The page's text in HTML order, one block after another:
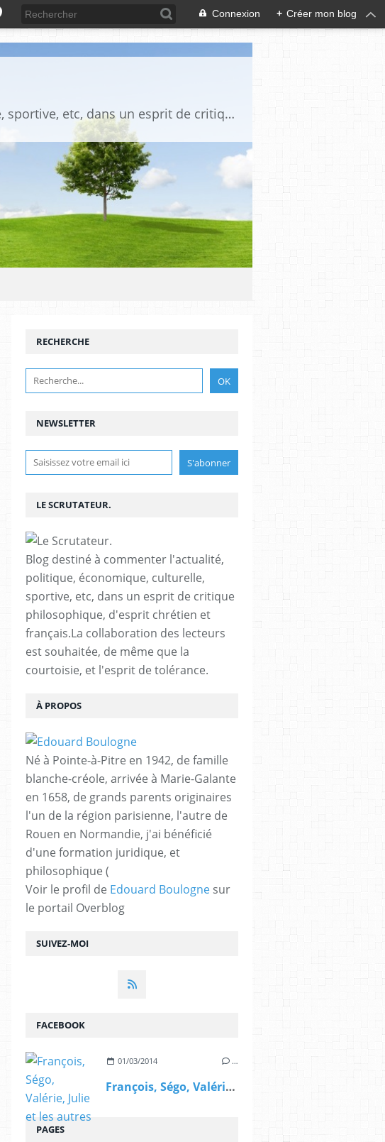
Connexion + Créer mon blog
Blog destiné à commenter l'actualité, politique, économique, culturelle, sportive, etc, dans un esprit de critique philosophique, d'esprit chrétien et français.La collaboration des lecteurs est souhaitée, de même que la courtoisie, et l'esprit de tolérance.
NEWSLETTER
SUIVEZ-MOI
RECHERCHE
LE SCRUTATEUR.
Blog destiné à commenter l'actualité,
politique, économique, culturelle,
sportive, etc, dans un esprit de critique
philosophique, d'esprit chrétien et
français.La collaboration des lecteurs
est souhaitée, de même que la
courtoisie, et l'esprit de tolérance.
À PROPOS
Né à Pointe-à-Pitre en 1942, de famille
blanche-créole, arrivée à Marie-Galante
en 1658, de grands parents originaires
l'un de la région parisienne, l'autre de
Rouen en Normandie, j'ai bénéficié
d'une formation juridique, et
philosophique (
Voir le profil de Edouard Boulogne sur
le portail Overblog
FACEBOOK
01/03/2014 …
François, Ségo, Valérie, Julie et les autres
PAGES